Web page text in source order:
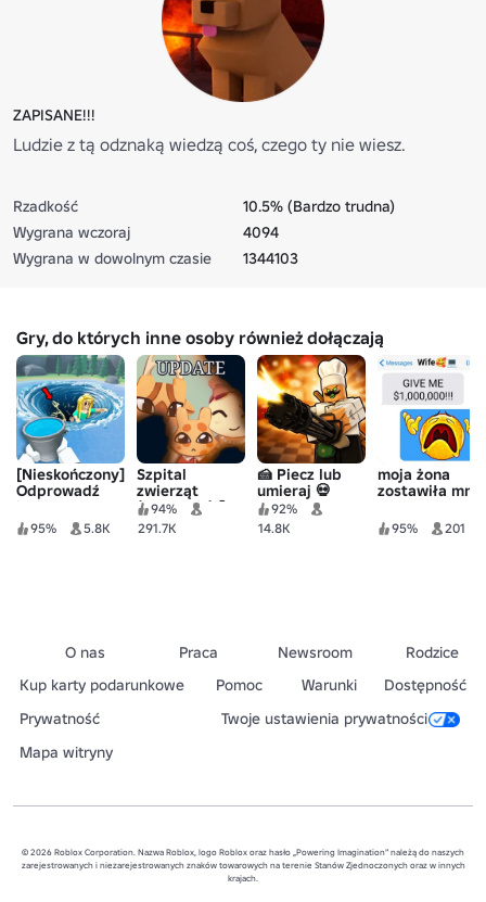
ZAPISANE!!!
Ludzie z tą odznaką wiedzą coś, czego ty nie wiesz.
Rzadkość
10.5% (Bardzo trudna)
Wygrana wczoraj
4094
Wygrana w dowolnym czasie
1344103
Gry, do których inne osoby również dołączają
[Nieskończony]
Odprowadź
jezioro
95% 5.8K
Szpital
zwierząt
(Anomalia) 🧪
94%
291.7K
🍰 Piecz lub
umieraj 💀
92%
14.8K
moja żona
zostawiła mnie
95% 201
O nas Praca Newsroom
Rodzice
Kup karty podarunkowe
Pomoc Warunki
Dostępność
Prywatność
Twoje ustawienia prywatności
Mapa witryny
© 2026 Roblox Corporation. Nazwa Roblox, logo Roblox oraz hasło „Powering Imagination” należą do naszych
zarejestrowanych i niezarejestrowanych znaków towarowych na terenie Stanów Zjednoczonych oraz w innych
krajach.